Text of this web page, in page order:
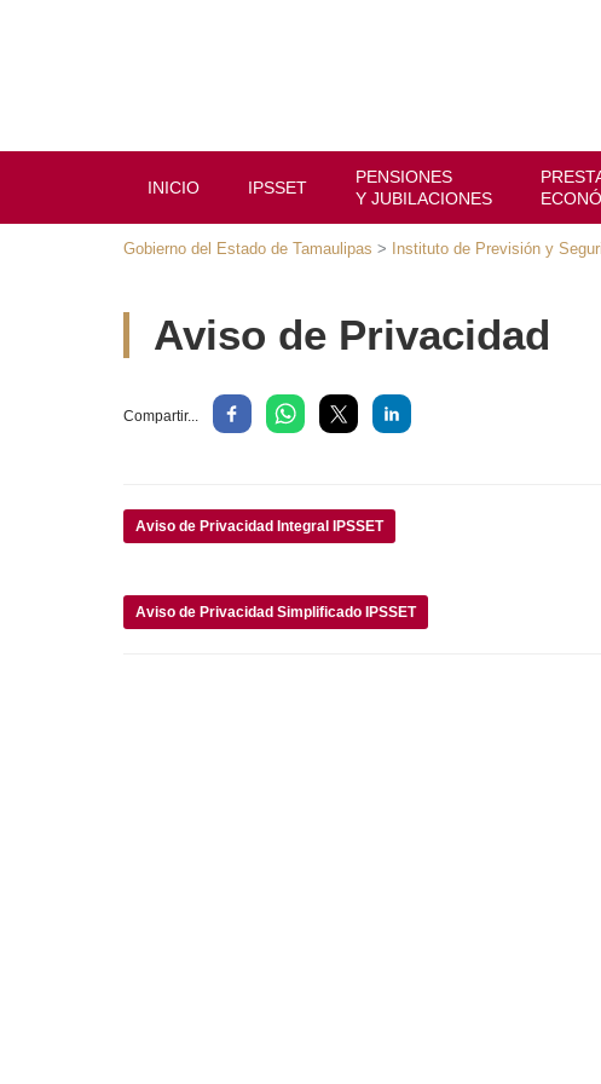
INICIO IPSSET
PENSIONES
Y JUBILACIONES
Gobierno del Estado de Tamaulipas > Instituto de Previsión y
Aviso de Privacidad
Compartir...
Aviso de Privacidad Integral IPSSET
Aviso de Privacidad Simplificado IPSSET